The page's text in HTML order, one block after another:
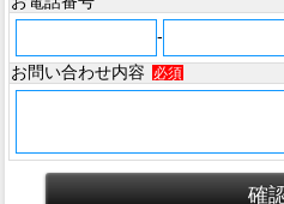
-
お問い合わせ内容
必須